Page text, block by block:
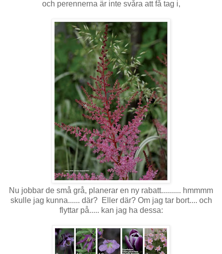
och perennerna är inte svåra att få tag i,
Nu jobbar de små grå, planerar en ny rabatt.......... hmmmm
skulle jag kunna...... där? Eller där? Om jag tar bort.... och
flyttar på..... kan jag ha dessa: